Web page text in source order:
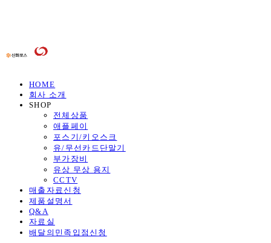
HOME
회사 소개
SHOP
전체상품
애플페이
포스기/키오스크
유/무선카드단말기
부가장비
유상 무상 용지
CCTV
매출자료신청
제품설명서
Q&A
자료실
배달의민족입점신청